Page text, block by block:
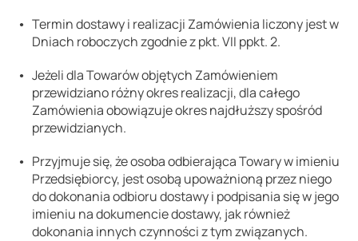
Termin dostawy i realizacji Zamówienia liczony jest w
Dniach roboczych zgodnie z pkt. VII ppkt. 2.
Jeżeli dla Towarów objętych Zamówieniem
przewidziano różny okres realizacji, dla całego
Zamówienia obowiązuje okres najdłuższy spośród
przewidzianych.
Przyjmuje się, że osoba odbierająca Towary w imieniu
Przedsiębiorcy, jest osobą upoważnioną przez niego
do dokonania odbioru dostawy i podpisania się w jego
imieniu na dokumencie dostawy, jak również
dokonania innych czynności z tym związanych.